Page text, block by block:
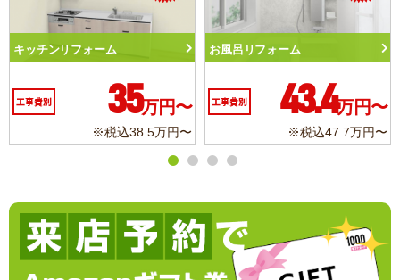
呂リフォーム
費別 43.4万円〜
※税込47.7万円〜
トイレリフォーム
工事費別 10.3万円〜
※税込11.3万円〜
洗
工事